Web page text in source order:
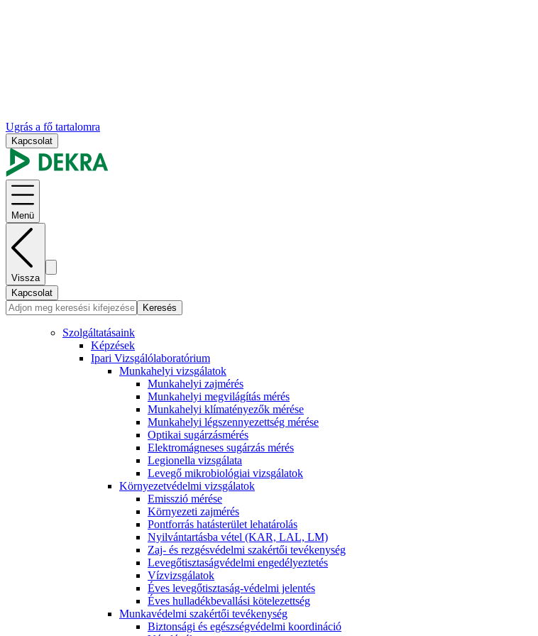
Ugrás a fő tartalomra
Kapcsolat
Menü
Vissza
Kapcsolat
Keresés
Szolgáltatásaink
Képzések
Ipari Vizsgálólaboratórium
Munkahelyi vizsgálatok
Munkahelyi zajmérés
Munkahelyi megvilágítás mérés
Munkahelyi klímatényezők mérése
Munkahelyi légszennyezettség mérése
Optikai sugárzásmérés
Elektromágneses sugárzás mérés
Legionella vizsgálata
Levegő mikrobiológiai vizsgálatok
Környezetvédelmi vizsgálatok
Emisszió mérése
Környezeti zajmérés
Pontforrás hatásterület lehatárolás
Nyilvántartásba vétel (KAR, LAL, LM)
Zaj- és rezgésvédelmi szakértői tevékenység
Levegőtisztaságvédelmi engedélyeztetés
Vízvizsgálatok
Éves levegőtisztaság-védelmi jelentés
Éves hulladékbevallási kötelezettség
Munkavédelmi szakértői tevékenység
Biztonsági és egészségvédelmi koordináció